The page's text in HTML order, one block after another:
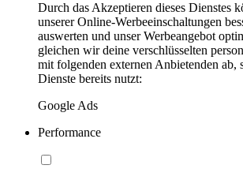
Durch das Akzeptieren dieses Dienstes
unserer Online-Werbeeinschaltungen
auswerten und unser Werbeangebot
gleichen wir deine verschlüsselten
mit folgenden externen Anbietenden ab,
Dienste bereits nutzt:
Google Ads
Performance